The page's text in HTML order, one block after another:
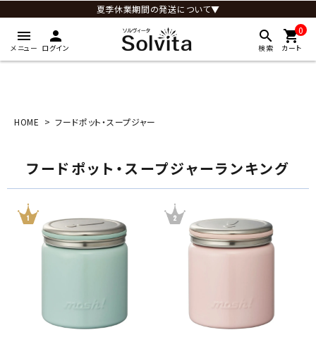
夏季休業期間の発送について▼
menu
メニュー
person
ログイン
search
検索
0
shopping_cart
カート
HOME フードポット・スープジャー
フードポット・スープジャーランキング